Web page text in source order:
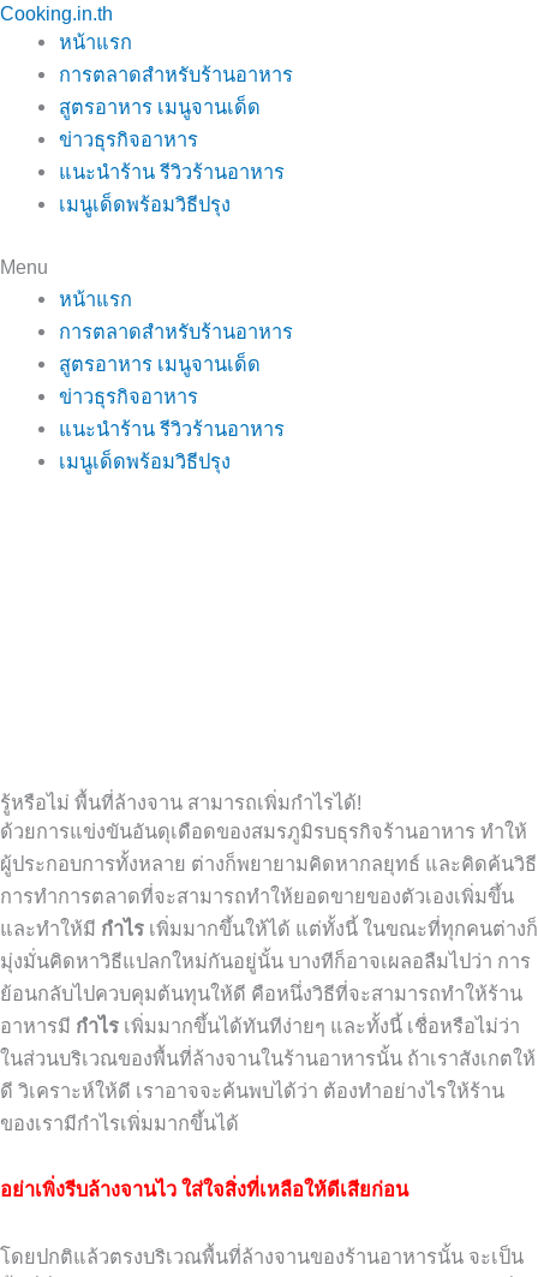
Skip
content
Cooking.in.th
หน้าแรก
การตลาดสำหรับร้านอาหาร
สูตรอาหาร เมนูจานเด็ด
ข่าวธุรกิจอาหาร
แนะนำร้าน รีวิวร้านอาหาร
เมนูเด็ดพร้อมวิธีปรุง
Menu
หน้าแรก
การตลาดสำหรับร้านอาหาร
สูตรอาหาร เมนูจานเด็ด
ข่าวธุรกิจอาหาร
แนะนำร้าน รีวิวร้านอาหาร
เมนูเด็ดพร้อมวิธีปรุง
รู้หรือไม่ พื้นที่ล้างจาน สามารถเพิ่มกำไรได้!
ด้วยการแข่งขันอันดุเดือดของสมรภูมิรบธุรกิจร้านอาหาร ทำให้
ผู้ประกอบการทั้งหลาย ต่างก็พยายามคิดหากลยุทธ์ และคิดค้นวิธี
การทำการตลาดที่จะสามารถทำให้ยอดขายของตัวเองเพิ่มขึ้น
และทำให้มี กำไร เพิ่มมากขึ้นให้ได้ แต่ทั้งนี้ ในขณะที่ทุกคนต่างก็
มุ่งมั่นคิดหาวิธีแปลกใหม่กันอยู่นั้น บางทีก็อาจเผลอลืมไปว่า การ
ย้อนกลับไปควบคุมต้นทุนให้ดี คือหนึ่งวิธีที่จะสามารถทำให้ร้าน
อาหารมี กำไร เพิ่มมากขึ้นได้ทันทีง่ายๆ และทั้งนี้ เชื่อหรือไม่ว่า
ในส่วนบริเวณของพื้นที่ล้างจานในร้านอาหารนั้น ถ้าเราสังเกตให้
ดี วิเคราะห์ให้ดี เราอาจจะค้นพบได้ว่า ต้องทำอย่างไรให้ร้าน
ของเรามีกำไรเพิ่มมากขึ้นได้
อย่าเพิ่งรีบล้างจานไว ใส่ใจสิ่งที่เหลือให้ดีเสียก่อน
โดยปกติแล้วตรงบริเวณพื้นที่ล้างจานของร้านอาหารนั้น จะเป็น